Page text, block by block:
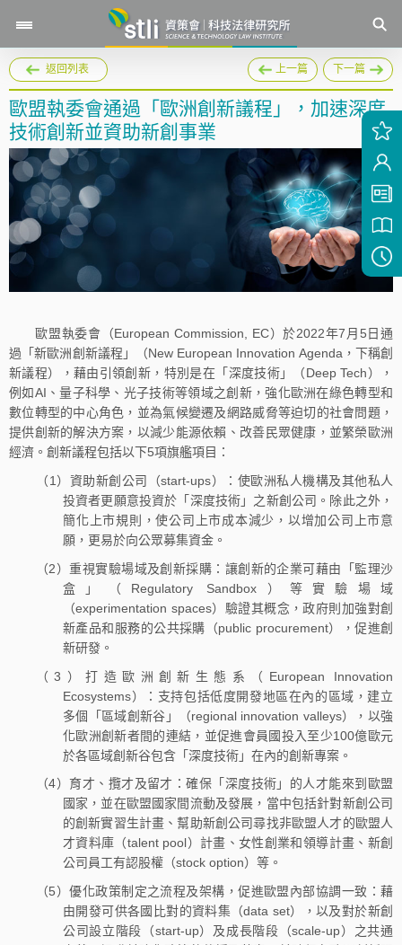
返回列表 上一篇 下一篇
歐盟執委會通過「歐洲創新議程」，加速深度
技術創新並資助新創事業
歐盟執委會（European Commission, EC）於2022年7月5日通
過「新歐洲創新議程」（New European Innovation Agenda，下稱創
新議程），藉由引領創新，特別是在「深度技術」（Deep Tech），
例如AI、量子科學、光子技術等領域之創新，強化歐洲在綠色轉型和
數位轉型的中心角色，並為氣候變遷及網路威脅等迫切的社會問題，
提供創新的解決方案，以減少能源依賴、改善民眾健康，並繁榮歐洲
經濟。創新議程包括以下5項旗艦項目：
（1）資助新創公司（start-ups）：使歐洲私人機構及其他私人
投資者更願意投資於「深度技術」之新創公司。除此之外，
簡化上市規則，使公司上市成本減少，以增加公司上市意
願，更易於向公眾募集資金。
（2）重視實驗場域及創新採購：讓創新的企業可藉由「監理沙
盒」（Regulatory Sandbox）等實驗場域
（experimentation spaces）驗證其概念，政府則加強對創
新產品和服務的公共採購（public procurement），促進創
新研發。
（3）打造歐洲創新生態系（European Innovation
Ecosystems）：支持包括低度開發地區在內的區域，建立
多個「區域創新谷」（regional innovation valleys），以強
化歐洲創新者間的連結，並促進會員國投入至少100億歐元
於各區域創新谷包含「深度技術」在內的創新專案。
（4）育才、攬才及留才：確保「深度技術」的人才能來到歐盟
國家，並在歐盟國家間流動及發展，當中包括針對新創公司
的創新實習生計畫、幫助新創公司尋找非歐盟人才的歐盟人
才資料庫（talent pool）計畫、女性創業和領導計畫、新創
公司員工有認股權（stock option）等。
（5）優化政策制定之流程及架構，促進歐盟內部協調一致：藉
由開發可供各國比對的資料集（data set），以及對於新創
公司設立階段（start-up）及成長階段（scale-up）之共通